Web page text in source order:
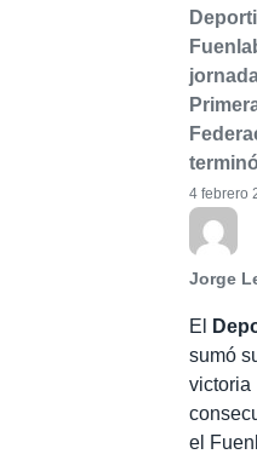
Jorge
4 febrero
El
sumó
victoria
el